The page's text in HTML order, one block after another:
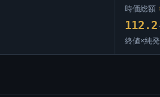
時価総額
112.2
終値×純